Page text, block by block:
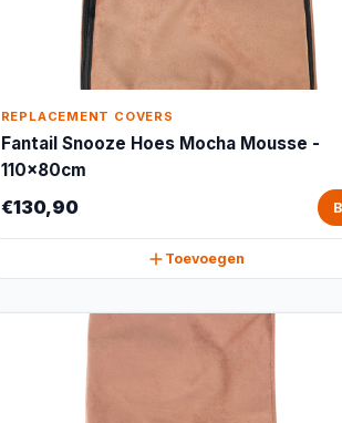
REPLACEMENT COVERS
Fantail Snooze Hoes Mocha Mousse -
110x80cm
€130,90
Toevoegen